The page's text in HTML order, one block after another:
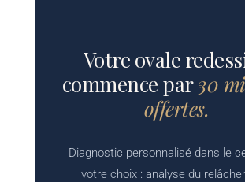
Votre ovale
commence par30
offertes.
Diagnostic personnalisé dans le
votre choix : analyse du